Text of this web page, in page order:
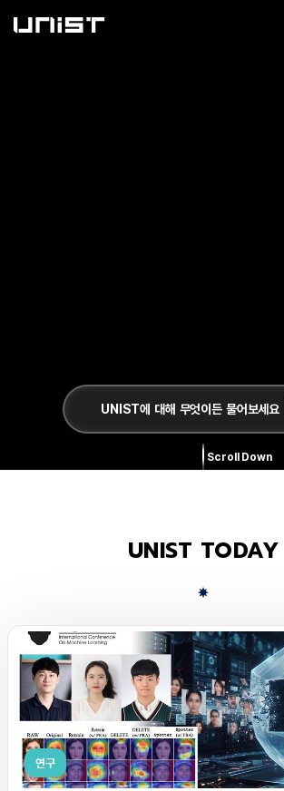
Scroll Down
UNIST TODAY
연구